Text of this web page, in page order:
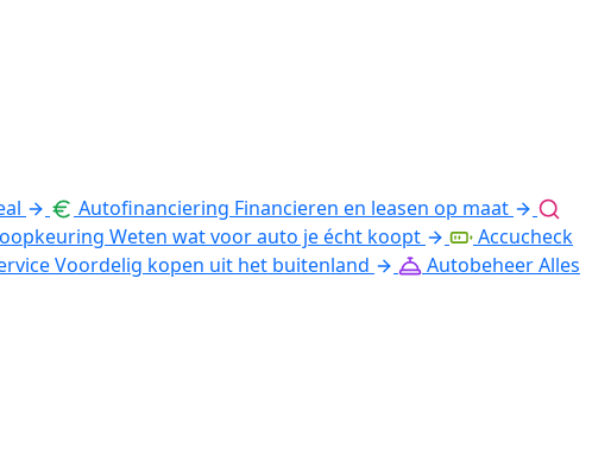
Autofinanciering Financieren en leasen op maat
Weten wat voor auto je écht koopt
Accucheck
Voordelig kopen uit het buitenland AutobeheerAlles